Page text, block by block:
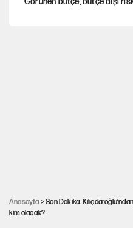
Anasayfa > Son Dakika:
kim olacak?